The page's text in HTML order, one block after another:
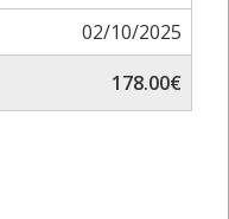
02/10/2025
178.00€